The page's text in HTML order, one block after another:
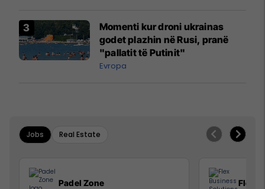
Momenti kur droni ukrainas
godet plazhin në Rusi, pranë
"pallatit të Putinit"
Evropa
Jobs Real Estate
Padel Zone Flex